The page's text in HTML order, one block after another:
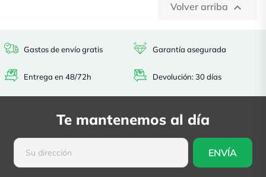
Volver arriba 
Gastos de envío gratis
Entrega en 48/72h
Garantía asegurada
Devolución: 30 días
Te mantenemos al día